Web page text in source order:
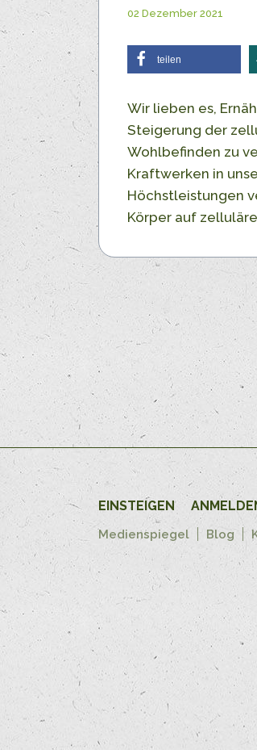
02 Dezember 2021
teilen
Wir lieben es,
Steigerung der
Wohlbefinden zu
Kraftwerken in
Höchstleistungen
Körper auf
EINSTEIGEN
Medienspiegel Blog